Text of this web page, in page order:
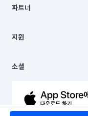
주소 | 본사: 서울특별시 종
컨택센터 : 서울특별시 종
상품, 상품정보, 거래에 관한
언론 보도 관련 문의:
© 유한회사 미소. Miso,
채용
파트너
이사
지원
이용약관
문의하기
소셜
유튜브